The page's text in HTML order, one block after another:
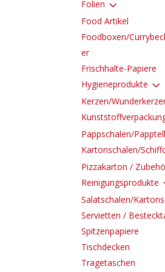
Folien 3
Food Artikel
Foodboxen/
er
Frischhalte-Papiere
Hygieneprodukte 3
Kerzen/
Pappschalen/
Kartonschalen/
Pizzakarton /
Reinigungsprodukte
Salatschalen/
Servietten /
Spitzenpapiere
Tischdecken
Tragetaschen